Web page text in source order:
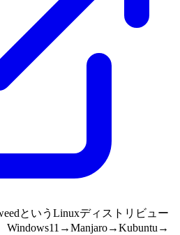
というLinuxディストリビュー
Windows11→Manjaro→Kubuntu→